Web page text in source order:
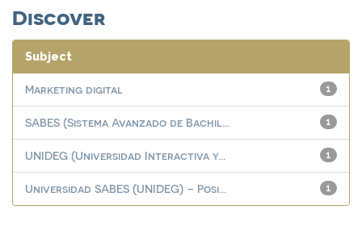
Discover
Subject
1
Marketing digital
1
SABES (Sistema Avanzado de Bachil...
1
UNIDEG (Universidad Interactiva y...
1
Universidad SABES (UNIDEG) – Posi...